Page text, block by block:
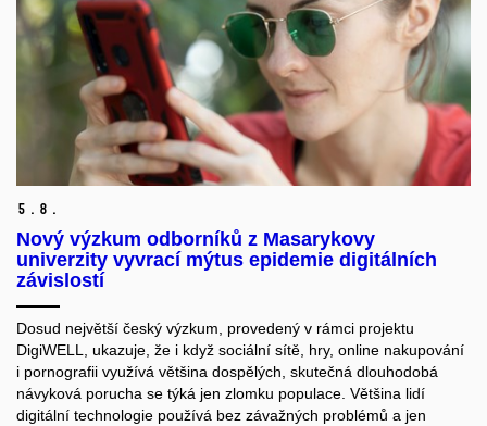
5. 8.
Nový výzkum odborníků z Masarykovy
univerzity vyvrací mýtus epidemie digitálních
závislostí
Dosud největší český výzkum, provedený v rámci projektu
DigiWELL, ukazuje, že i když sociální sítě, hry, online nakupování
i pornografii využívá většina dospělých, skutečná dlouhodobá
návyková porucha se týká jen zlomku populace. Většina lidí
digitální technologie používá bez závažných problémů a jen